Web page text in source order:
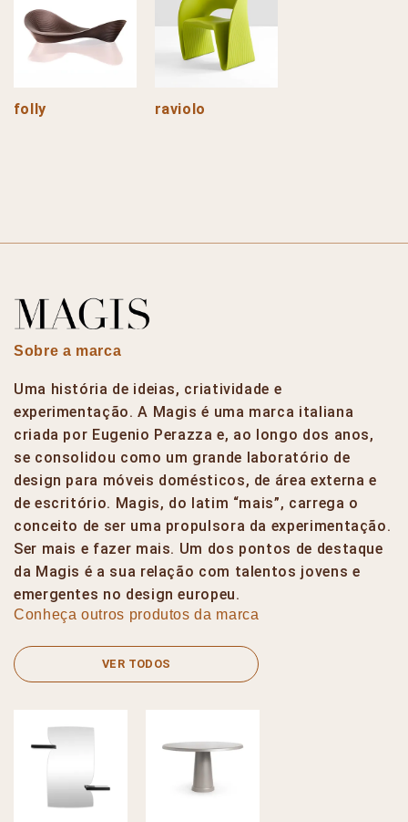
folly raviolo
Sobre a marca
Uma história de ideias, criatividade e
experimentação. A Magis é uma marca italiana
criada por Eugenio Perazza e, ao longo dos anos,
se consolidou como um grande laboratório de
design para móveis domésticos, de área externa e
de escritório. Magis, do latim “mais”, carrega o
conceito de ser uma propulsora da experimentação.
Ser mais e fazer mais. Um dos pontos de destaque
da Magis é a sua relação com talentos jovens e
emergentes no design europeu.
Conheça outros produtos da marca
VER TODOS